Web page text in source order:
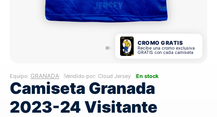
CROMO GRATIS
Recibe una cromo exclusiva
GRATIS con cada camiseta
Equipo: GRANADA Vendido por: Cloud Jersey En stock
Camiseta Granada
2023-24 Visitante